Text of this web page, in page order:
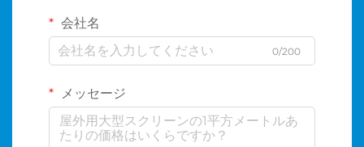
会社名
0/200
メッセージ